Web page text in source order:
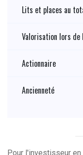
Lits et places au
Valorisation lors de
Actionnaire
Ancienneté
Pour l'investisseur